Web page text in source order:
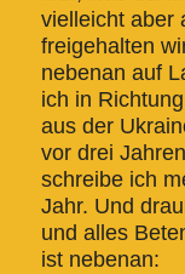
vielleicht aber
freigehalten
nebenan auf
ich in
aus der
vor drei
schreibe ich
Jahr. Und
und alles
ist nebenan: